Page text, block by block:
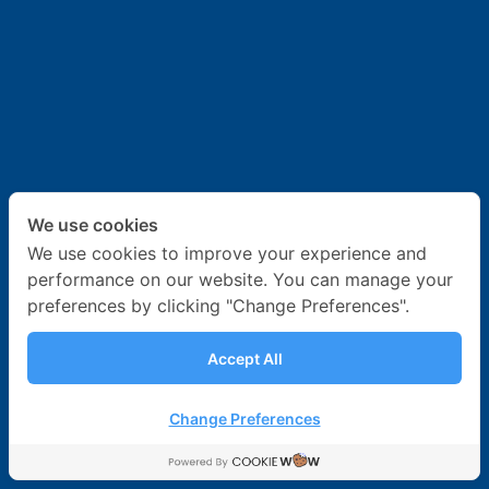
We use cookies
We use cookies to improve your experience and
performance on our website. You can manage your
preferences by clicking "Change Preferences".
Accept All
Change Preferences